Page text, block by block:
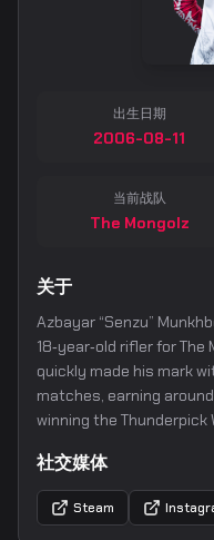
出生日期
2006-08-11
当前战队
The Mongolz
关于
Azbayar “Senzu”
18‑year‑old rifler for The
quickly made his mark
matches, earning
winning the Thunderpick
社交媒体
Steam